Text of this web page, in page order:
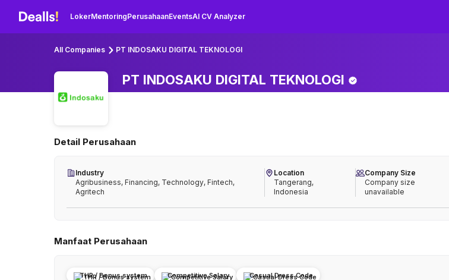
LokerMentoringPerusahaanEventsAI CV Analyzer
All Companies PT INDOSAKU DIGITAL TEKNOLOGI
PT INDOSAKU DIGITAL TEKNOLOGI
Detail Perusahaan
Industry
Agribusiness, Financing, Technology, Fintech,
Agritech
Location
Tangerang,
Indonesia
Company Size
Company size
unavailable
Manfaat Perusahaan
THR / Bonus system Competitive Salary Casual Dress Code